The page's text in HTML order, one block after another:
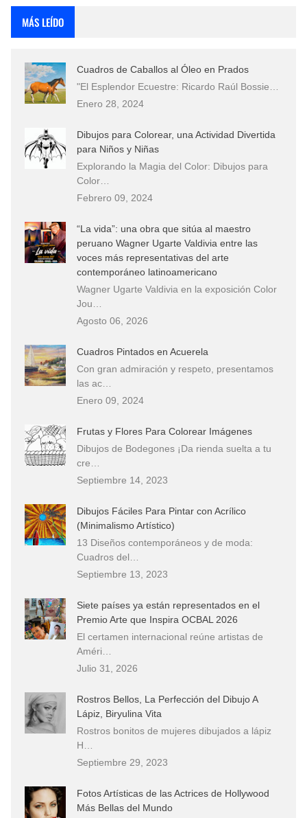
MÁS LEÍDO
Cuadros de Caballos al Óleo en Prados
"El Esplendor Ecuestre: Ricardo Raúl Bossie…
Enero 28, 2024
Dibujos para Colorear, una Actividad Divertida
para Niños y Niñas
Explorando la Magia del Color: Dibujos para
Color…
Febrero 09, 2024
“La vida”: una obra que sitúa al maestro
peruano Wagner Ugarte Valdivia entre las
voces más representativas del arte
contemporáneo latinoamericano
Wagner Ugarte Valdivia en la exposición Color
Jou…
Agosto 06, 2026
Cuadros Pintados en Acuerela
Con gran admiración y respeto, presentamos
las ac…
Enero 09, 2024
Frutas y Flores Para Colorear Imágenes
Dibujos de Bodegones ¡Da rienda suelta a tu
cre…
Septiembre 14, 2023
Dibujos Fáciles Para Pintar con Acrílico
(Minimalismo Artístico)
13 Diseños contemporáneos y de moda:
Cuadros del…
Septiembre 13, 2023
Siete países ya están representados en el
Premio Arte que Inspira OCBAL 2026
El certamen internacional reúne artistas de
Améri…
Julio 31, 2026
Rostros Bellos, La Perfección del Dibujo A
Lápiz, Biryulina Vita
Rostros bonitos de mujeres dibujados a lápiz
H…
Septiembre 29, 2023
Fotos Artísticas de las Actrices de Hollywood
Más Bellas del Mundo